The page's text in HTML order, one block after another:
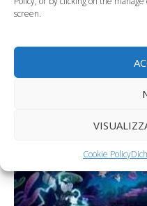
screen.
Cookie Policy